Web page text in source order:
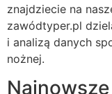
znajdziecie na
zawódtyper.pl
i analizą danych
nożnej.